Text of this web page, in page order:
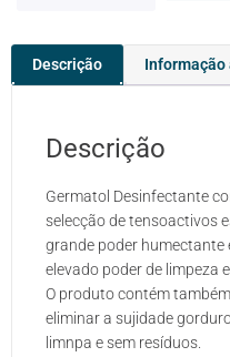
Descrição Informação
Descrição
Germatol Desinfectante
selecção de tensoactivos
grande poder humectante
elevado poder de limpeza
O produto contém
eliminar a sujidade
limnpa e sem resíduos.